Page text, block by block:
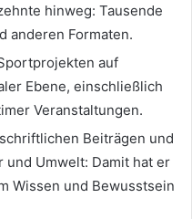
hinweg: Tausende
anderen Formaten.
auf
Ebene, einschließlich
Veranstaltungen.
Beiträgen und
und Umwelt: Damit hat er
Wissen und Bewusstsein